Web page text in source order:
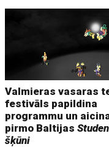
Valmieras vasaras
festivāls papildina
programmu un
pirmo Baltijas
šķūni